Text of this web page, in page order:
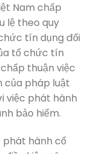
Nam chấp
lệ theo quy
tín dụng đối
tổ chức tín
thuận việc
của pháp luật
việc phát hành
bảo hiểm.
phát hành cổ